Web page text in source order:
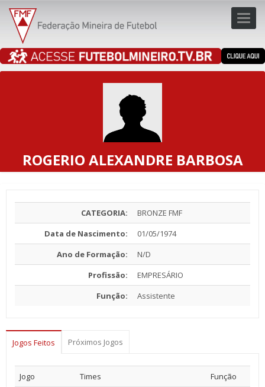
ROGERIO ALEXANDRE BARBOSA
CATEGORIA:
BRONZE FMF
Data de Nascimento:
01/05/1974
Ano de Formação:
N/D
Profissão:
EMPRESÁRIO
Função:
Assistente
Jogos Feitos Próximos Jogos
Jogo Times Função